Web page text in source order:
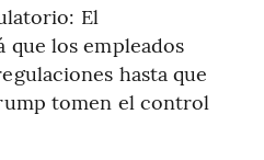
El
los empleados
hasta que
tomen el control